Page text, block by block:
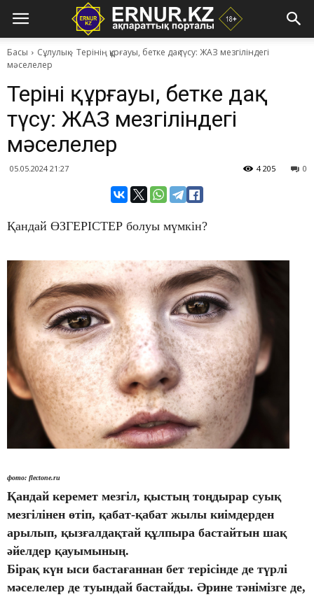
Басы Сұлулық
​Терінің құрғауы, бетке дақ түсу: ЖАЗ мезгіліндегі
мәселелер
​Терінің құрғауы, бетке дақ
түсу: ЖАЗ мезгіліндегі
мәселелер
05.05.2024 21:27 0
4 205
Қандай ӨЗГЕРІСТЕР болуы мүмкін?
фото: flectone.ru
Қандай керемет мезгіл, қыстың тоңдырар суық
мезгілінен өтіп, қабат-қабат жылы киімдерден
арылып, қызғалдақтай құлпыра бастайтын шақ
әйелдер қауымының.
Бірақ күн ыси бастағаннан бет терісінде де түрлі
мәселелер де туындай бастайды. Әрине тәнімізге де,